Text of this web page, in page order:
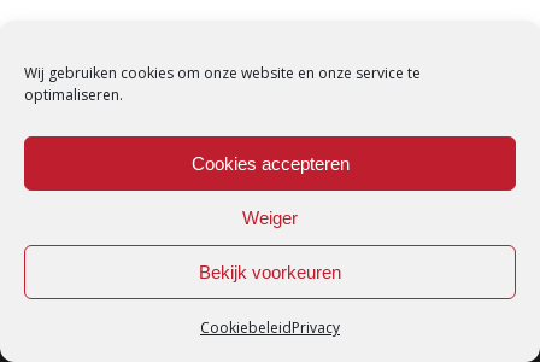
Wij gebruiken cookies om onze website en onze service te
optimaliseren.
Cookies accepteren
Weiger
Bekijk voorkeuren
CookiebeleidPrivacy
Loredana © Made with love byDirtyHippos